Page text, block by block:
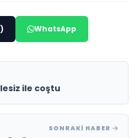
WhatsApp
ile coştu
SONRAKI HABER